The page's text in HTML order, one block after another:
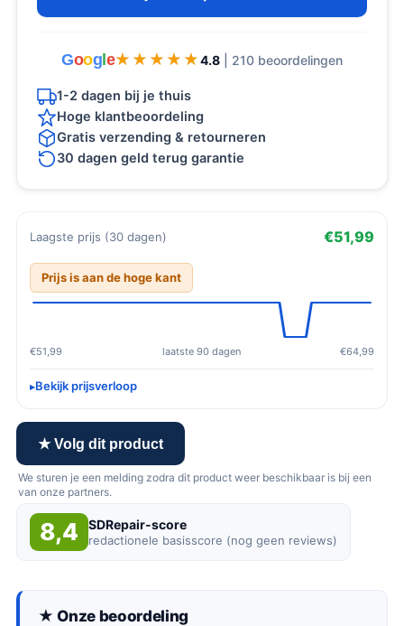
Goog e★★★★★
★★★★★ 4.8 | 210 beoordelingen
1-2 dagen bij je thuis
Hoge klantbeoordeling
Gratis verzending & retourneren
30 dagen geld terug garantie
Laagste prijs (30 dagen) €51,99
Prijs is aan de hoge kant
€51,99 laatste 90 dagen €64,99
Bekijk prijsverloop
★ Volg dit product
We sturen je een melding zodra dit product weer beschikbaar is bij een
van onze partners.
8,4 SDRepair-score
redactionele basisscore (nog geen reviews)
★ Onze beoordeling